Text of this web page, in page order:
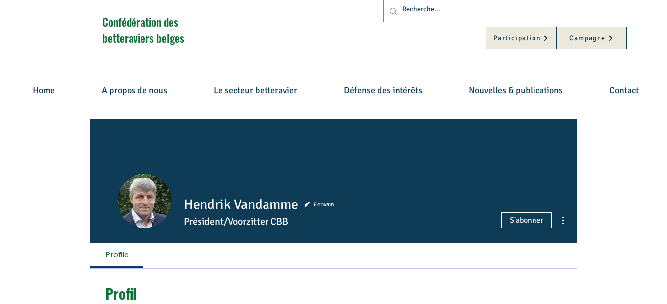
Better aviers belges - Belgische bietentelers
Confédération des
betteraviers belges
Participation Campagne
Home A propos de nous Le secteur betteravier Défense des intérêts Nouvelles & publications Contact
Hendrik Vandamme Écrivain
Président/Voorzitter CBB S'abonner
Profile
Profil